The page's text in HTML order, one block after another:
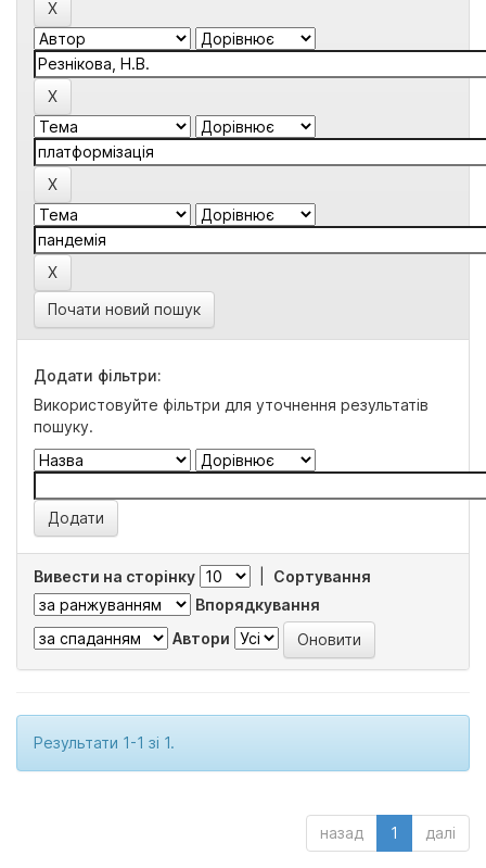
Почати новий пошук
Додати фільтри:
Використовуйте фільтри для уточнення результатів
пошуку.
Вивести на сторінку
Сортування
Впорядкування
Автори
Результати 1-1 зі 1.
назад 1 далі